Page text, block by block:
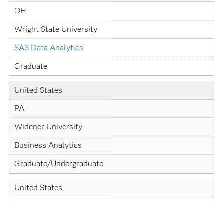
OH
Wright State University
SAS Data Analytics
Graduate
United States
PA
Widener University
Business Analytics
Graduate/Undergraduate
United States